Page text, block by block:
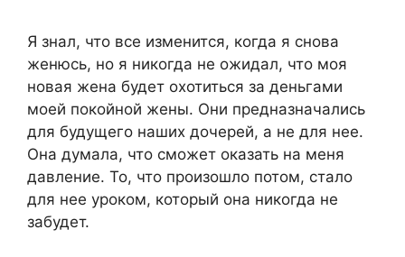
Я знал, что все изменится, когда я снова
женюсь, но я никогда не ожидал, что моя
новая жена будет охотиться за деньгами
моей покойной жены. Они предназначались
для будущего наших дочерей, а не для нее.
Она думала, что сможет оказать на меня
давление. То, что произошло потом, стало
для нее уроком, который она никогда не
забудет.